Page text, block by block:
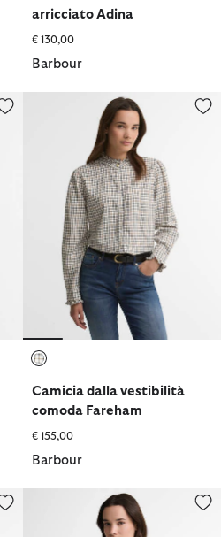
arricciato Adina
€ 130,00
Barbour
Camicia dalla vestibilità
Camicia dalla vestibilità
comoda Fareham
€ 155,00
Barbour
Camicia dalla vestibilità